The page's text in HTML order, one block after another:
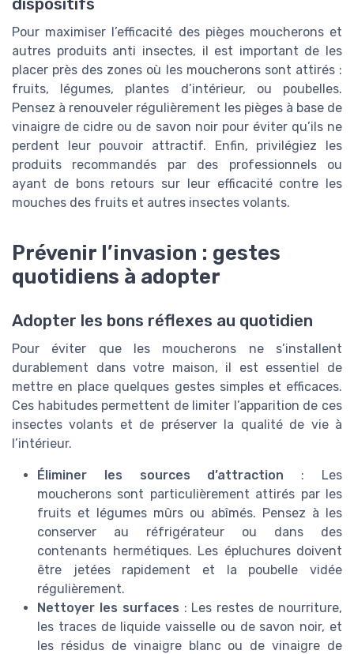
dispositifs
Pour maximiser l’efficacité des pièges moucherons et
autres produits anti insectes, il est important de les
placer près des zones où les moucherons sont attirés :
fruits, légumes, plantes d’intérieur, ou poubelles.
Pensez à renouveler régulièrement les pièges à base de
vinaigre de cidre ou de savon noir pour éviter qu’ils ne
perdent leur pouvoir attractif. Enfin, privilégiez les
produits recommandés par des professionnels ou
ayant de bons retours sur leur efficacité contre les
mouches des fruits et autres insectes volants.
Prévenir l’invasion : gestes
quotidiens à adopter
Adopter les bons réflexes au quotidien
Pour éviter que les moucherons ne s’installent
durablement dans votre maison, il est essentiel de
mettre en place quelques gestes simples et efficaces.
Ces habitudes permettent de limiter l’apparition de ces
insectes volants et de préserver la qualité de vie à
l’intérieur.
Éliminer les sources d’attraction : Les
moucherons sont particulièrement attirés par les
fruits et légumes mûrs ou abîmés. Pensez à les
conserver au réfrigérateur ou dans des
contenants hermétiques. Les épluchures doivent
être jetées rapidement et la poubelle vidée
régulièrement.
Nettoyer les surfaces : Les restes de nourriture,
les traces de liquide vaisselle ou de savon noir, et
les résidus de vinaigre blanc ou de vinaigre de